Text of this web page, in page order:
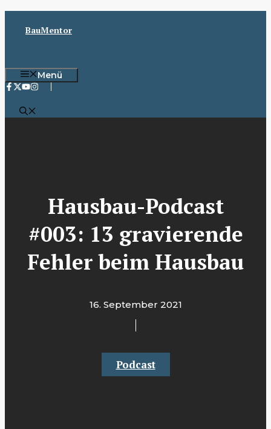
InhaltBauMentor
Menü
Hausbau-Podcast
#003: 13 gravierende
Fehler beim Hausbau
16. September 2021
Podcast